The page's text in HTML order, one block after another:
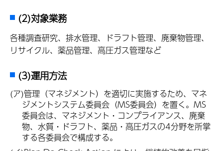
(2)対象業務
各種調査研究、排水管理、ドラフト管理、廃棄物管理、
リサイクル、薬品管理、高圧ガス管理など
(3)運用方法
(ア)管理（マネジメント）を適切に実施するため、マネ
ジメントシステム委員会（MS委員会）を置く。MS
委員会は、マネジメント・コンプライアンス、廃棄
物、水質・ドラフト、薬品・高圧ガスの4分野を所掌
する各委員会で構成する。